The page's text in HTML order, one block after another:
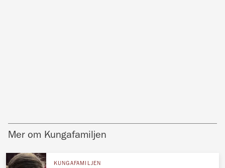
Mer om Kungafamiljen
KUNGAFAMILJEN